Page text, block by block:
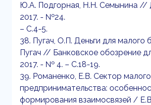
Ю.А. Подгорная, Н.Н. Семынина //
2017. - №24.
– С.4-5.
38. Пугач, О.П. Деньги для малого
Пугач // Банковское обозрение
2017. - № 4. – С.18-19.
39. Романенко, Е.В. Сектор малого
предпринимательства:
формирования взаимосвязей /